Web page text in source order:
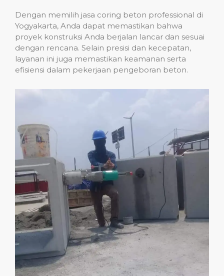
Dengan memilih jasa coring beton professional di
Yogyakarta, Anda dapat memastikan bahwa
proyek konstruksi Anda berjalan lancar dan sesuai
dengan rencana. Selain presisi dan kecepatan,
layanan ini juga memastikan keamanan serta
efisiensi dalam pekerjaan pengeboran beton.